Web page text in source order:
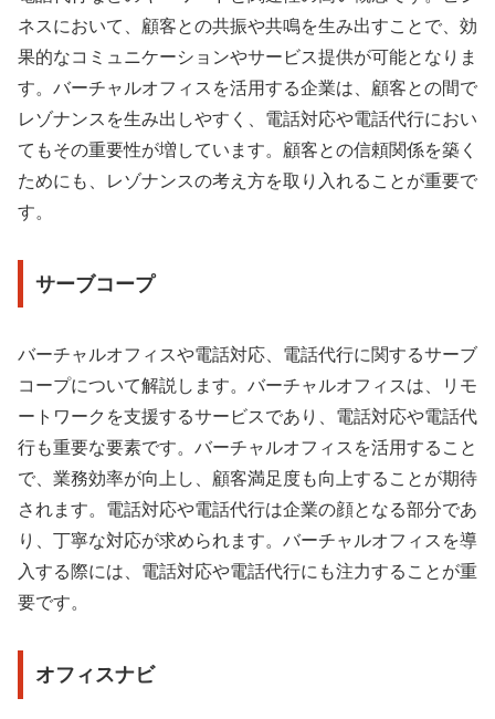
ネスにおいて、顧客との共振や共鳴を生み出すことで、効
果的なコミュニケーションやサービス提供が可能となりま
す。バーチャルオフィスを活用する企業は、顧客との間で
レゾナンスを生み出しやすく、電話対応や電話代行におい
てもその重要性が増しています。顧客との信頼関係を築く
ためにも、レゾナンスの考え方を取り入れることが重要で
す。
サーブコープ
バーチャルオフィスや電話対応、電話代行に関するサーブ
コープについて解説します。バーチャルオフィスは、リモ
ートワークを支援するサービスであり、電話対応や電話代
行も重要な要素です。バーチャルオフィスを活用すること
で、業務効率が向上し、顧客満足度も向上することが期待
されます。電話対応や電話代行は企業の顔となる部分であ
り、丁寧な対応が求められます。バーチャルオフィスを導
入する際には、電話対応や電話代行にも注力することが重
要です。
オフィスナビ